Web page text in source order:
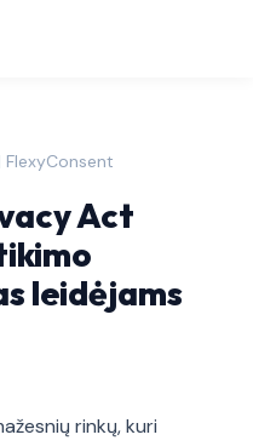
Act
leidėjams
rinkų, kuri